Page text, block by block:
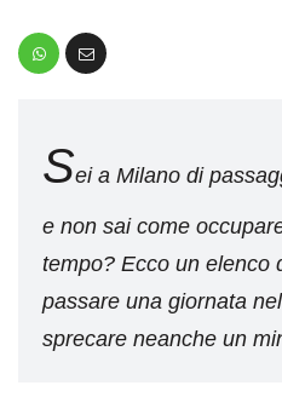
Sei a Milano di
e non sai come
tempo? Ecco un elenco
passare una giornata
sprecare neanche un